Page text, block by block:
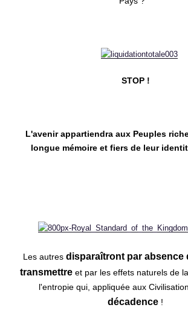
STOP !
L'avenir appartiendra aux Peuples
longue mémoire et fiers de leur
Les autres disparaîtront par absence
transmettreet par les effets naturels de
l'entropie qui, appliquée aux
décadence !